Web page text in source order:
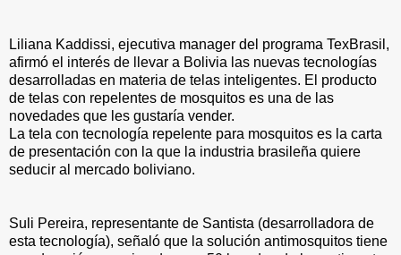
Liliana Kaddissi, ejecutiva manager del programa TexBrasil,
afirmó el interés de llevar a Bolivia las nuevas tecnologías
desarrolladas en materia de telas inteligentes. El producto
de telas con repelentes de mosquitos es una de las
novedades que les gustaría vender.
La tela con tecnología repelente para mosquitos es la carta
de presentación con la que la industria brasileña quiere
seducir al mercado boliviano.
Suli Pereira, representante de Santista (desarrolladora de
esta tecnología), señaló que la solución antimosquitos tiene